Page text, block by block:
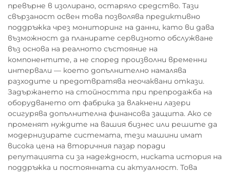
превърне в изолирано, остаряло средство. Тази
свързаност освен това позволява предиктивно
поддръжка чрез мониторинг на данни, като ви дава
възможност да планирате сервизното обслужване
въз основа на реалното състояние на
компонентите, а не според произволни временни
интервали — което допълнително намалява
разходите и предотвратява неочаквани откази.
Задържането на стойността при препродажба на
оборудването от фабрика за влакнени лазери
осигурява допълнителна финансова защита. Ако се
променят нуждите на вашия бизнес или решите да
модернизирате системата, тези машини имат
висока цена на вторичния пазар поради
репутацията си за надеждност, ниската история на
поддръжка и постоянната си актуалност. Това